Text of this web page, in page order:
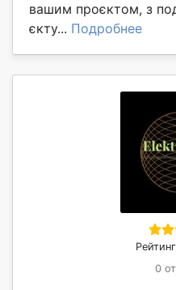
вашим проєктом, з
єкту... Подробнее
0